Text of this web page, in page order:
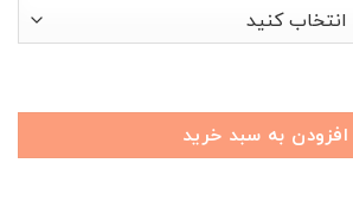
افزودن به سبد خرید